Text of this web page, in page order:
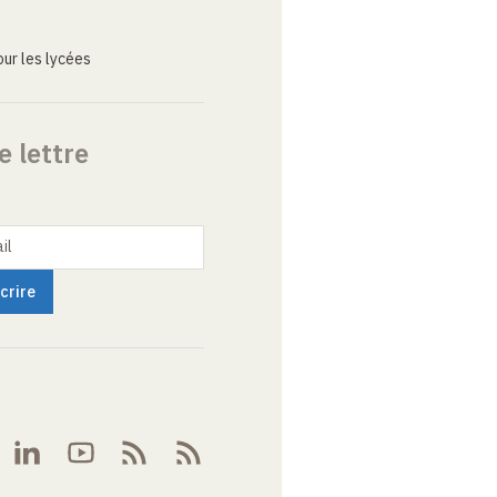
les lycées
lettre